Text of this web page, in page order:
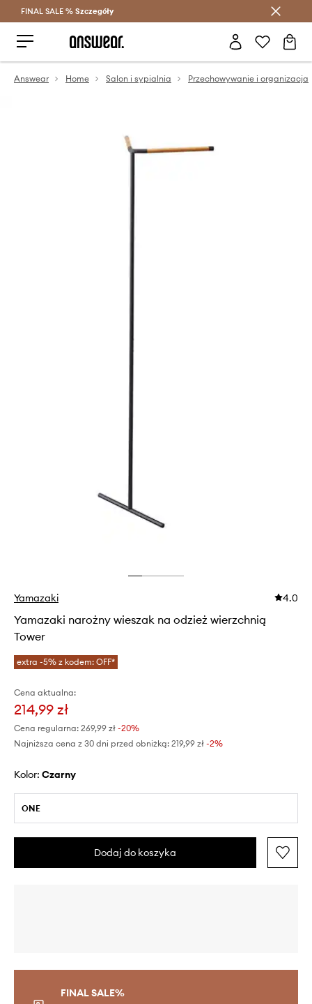
Oszczędzaj z Answear Club >
FINAL SALE % Szczegóły
Answear Home Salon i sypialnia Przechowywanie i organizacja
Yamazaki 4.0
Yamazaki narożny wieszak na odzież wierzchnią
Tower
extra -5% z kodem: OFF*
Cena aktualna:
214,99 zł
Cena regularna: 269,99 zł -20%
Najniższa cena z 30 dni przed obniżką: 219,99 zł -2%
Kolor: czarny
ONE
Dodaj do koszyka
FINAL SALE%